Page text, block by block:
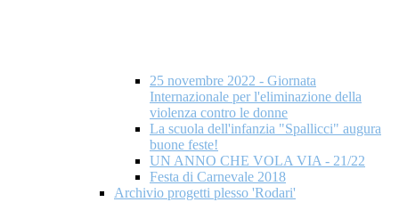
25 novembre 2022 - Giornata
Internazionale per l'eliminazione della
violenza contro le donne
La scuola dell'infanzia "Spallicci" augura
buone feste!
UN ANNO CHE VOLA VIA - 21/22
Festa di Carnevale 2018
Archivio progetti plesso 'Rodari'